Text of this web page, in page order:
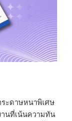
ระดาษหนาพิเศษ
นที่เน้นความทัน